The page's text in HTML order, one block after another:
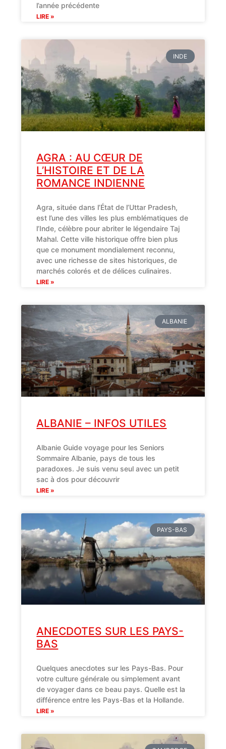
l’année précédente
LIRE »
INDE
AGRA : AU CŒUR DE
L’HISTOIRE ET DE LA
ROMANCE INDIENNE
Agra, située dans l’État de l’Uttar Pradesh,
est l’une des villes les plus emblématiques de
l’Inde, célèbre pour abriter le légendaire Taj
Mahal. Cette ville historique offre bien plus
que ce monument mondialement reconnu,
avec une richesse de sites historiques, de
marchés colorés et de délices culinaires.
LIRE »
ALBANIE
ALBANIE – INFOS UTILES
Albanie Guide voyage pour les Seniors
Sommaire Albanie, pays de tous les
paradoxes. Je suis venu seul avec un petit
sac à dos pour découvrir
LIRE »
PAYS-BAS
ANECDOTES SUR LES PAYS-
BAS
Quelques anecdotes sur les Pays-Bas. Pour
votre culture générale ou simplement avant
de voyager dans ce beau pays. Quelle est la
différence entre les Pays-Bas et la Hollande.
LIRE »